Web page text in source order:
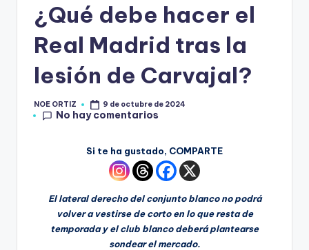
¿Qué debe hacer el
Real Madrid tras la
lesión de Carvajal?
NOE ORTIZ 9 de octubre de 2024
No hay comentarios
Si te ha gustado, COMPARTE
El lateral derecho del conjunto blanco no podrá
volver a vestirse de corto en lo que resta de
temporada y el club blanco deberá plantearse
sondear el mercado.